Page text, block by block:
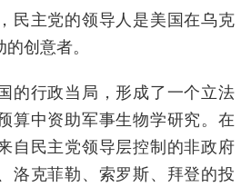
主党的领导人是美国在乌克
创意者。
行政当局，形成了一个立法
算中资助军事生物学研究。在
自民主党领导层控制的非政府
洛克菲勒、索罗斯、拜登的投